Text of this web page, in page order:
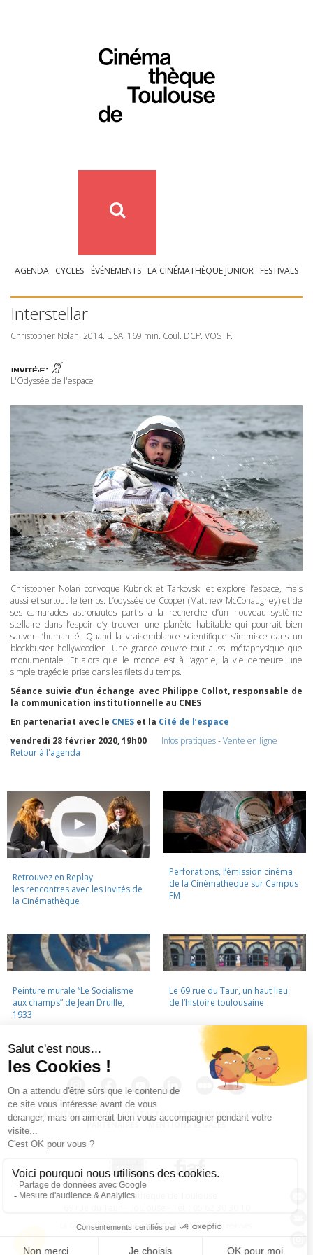
AGENDA CYCLES ÉVÉNEMENTS LA CINÉMATHÈQUE JUNIOR FESTIVALS
Interstellar
Christopher Nolan. 2014. USA. 169 min. Coul. DCP. VOSTF.
L'Odyssée de l'espace
Christopher Nolan convoque Kubrick et Tarkovski et explore l’espace, mais
aussi et surtout le temps. L’odyssée de Cooper (Matthew McConaughey) et de
ses camarades astronautes partis à la recherche d’un nouveau système
stellaire dans l’espoir d’y trouver une planète habitable qui pourrait bien
sauver l’humanité. Quand la vraisemblance scientifique s’immisce dans un
blockbuster hollywoodien. Une grande œuvre tout aussi métaphysique que
monumentale. Et alors que le monde est à l’agonie, la vie demeure une
simple tragédie prise dans les filets du temps.
Séance suivie d’un échange avec Philippe Collot, responsable de
la communication institutionnelle au CNES
En partenariat avec le CNES et la Cité de l’espace
vendredi 28 février 2020, 19h00
Infos pratiques-Vente en ligne
Retour à l'agenda
Retrouvez en Replay
les rencontres avec les invités de
la Cinémathèque
Perforations, l’émission cinéma
de la Cinémathèque sur Campus
FM
Peinture murale “Le Socialisme
aux champs” de Jean Druille,
1933
Le 69 rue du Taur, un haut lieu
de l’histoire toulousaine
LA CINÉMATHÈQUE CONTACTS · LETTRE D'INFORMATION
MENTIONS LÉGALES
La Cinémathèque de Toulouse
La Cinémathèque de Toulouse © 2015. Tous droits réservés.